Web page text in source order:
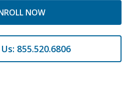
NOW
855.520.6806